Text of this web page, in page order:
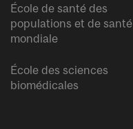
École de santé des
populations et de santé
mondiale
École des sciences
biomédicales